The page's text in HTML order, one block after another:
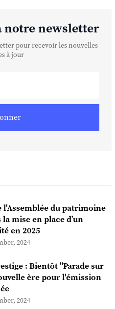
notre newsletter
pour recevoir les nouvelles
à jour
l'Assemblée du patrimoine
mise en place d’un
en 2025
2024
: Bientôt "Parade sur
ère pour l'émission
2024